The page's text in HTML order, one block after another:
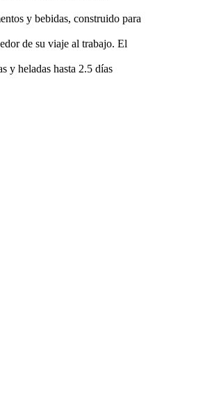
y bebidas, construido para
de su viaje al trabajo. El
y heladas hasta 2.5 días